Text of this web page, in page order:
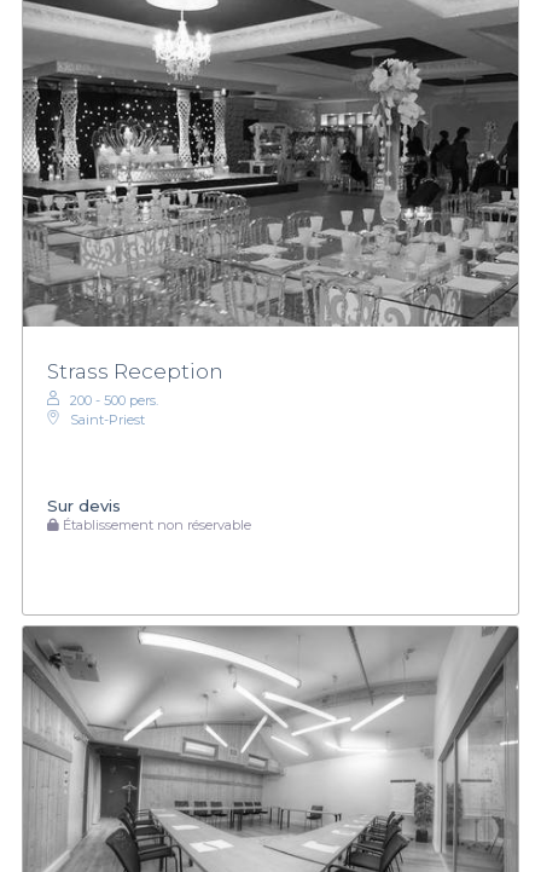
Strass Reception
200 - 500 pers.
Saint-Priest
Sur devis
Établissement non réservable